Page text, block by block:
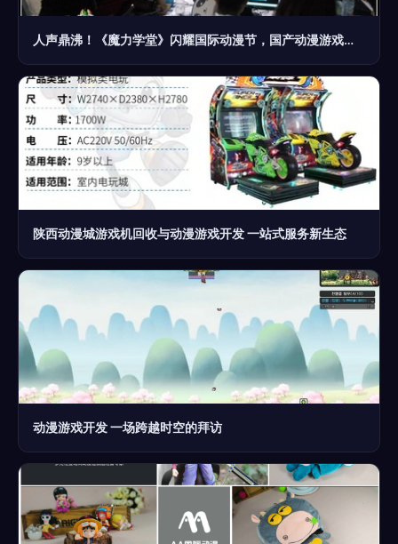
人声鼎沸！《魔力学堂》闪耀国际动漫节，国产动漫游戏开发引热潮
陕西动漫城游戏机回收与动漫游戏开发 一站式服务新生态
动漫游戏开发 一场跨越时空的拜访